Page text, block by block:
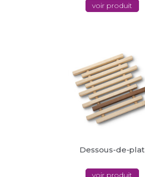
voir produit
Dessous-de-plat
voir produit